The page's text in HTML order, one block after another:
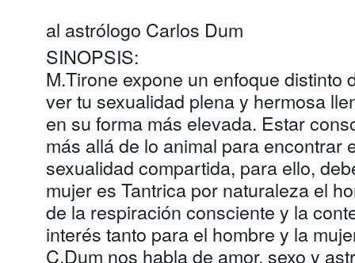
al astrólogo Carlos Dum
SINOPSIS:
M.Tirone expone un enfoque distinto
ver tu sexualidad plena y hermosa
en su forma más elevada. Estar
más allá de lo animal para encontrar
sexualidad compartida, para ello,
mujer es Tantrica por naturaleza el
de la respiración consciente y la
interés tanto para el hombre y la
C.Dum nos habla de amor, sexo y